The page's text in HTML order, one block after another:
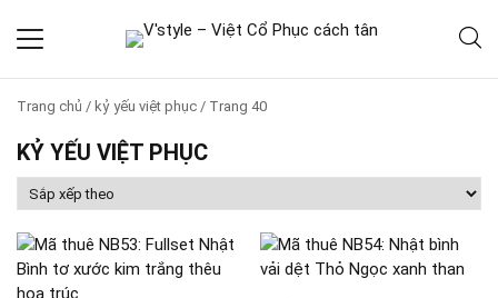
Trang chủ / kỷ yếu việt phục / Trang 40
KỶ YẾU VIỆT PHỤC